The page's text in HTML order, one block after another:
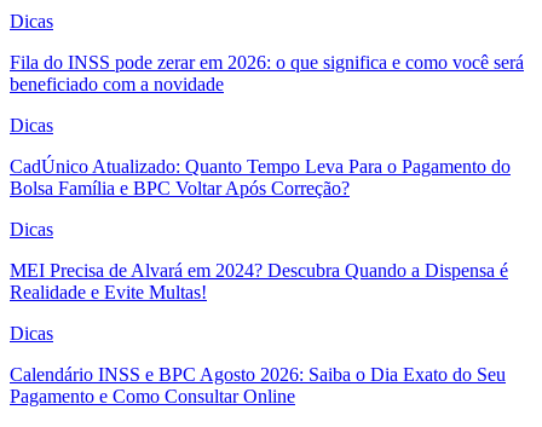
Dicas
Fila do INSS pode zerar em 2026: o que significa e como você será
beneficiado com a novidade
Dicas
CadÚnico Atualizado: Quanto Tempo Leva Para o Pagamento do
Bolsa Família e BPC Voltar Após Correção?
Dicas
MEI Precisa de Alvará em 2024? Descubra Quando a Dispensa é
Realidade e Evite Multas!
Dicas
Calendário INSS e BPC Agosto 2026: Saiba o Dia Exato do Seu
Pagamento e Como Consultar Online